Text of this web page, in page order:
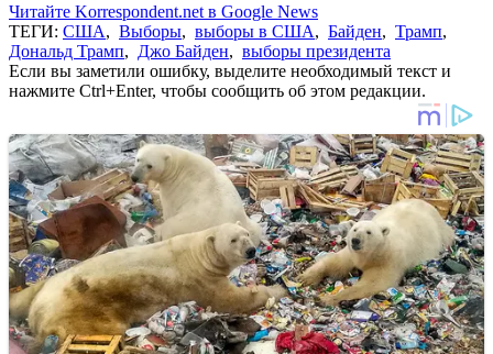
Читайте Korrespondent.net в Google News
ТЕГИ: США, Выборы, выборы в США, Байден, Трамп,
Дональд Трамп, Джо Байден, выборы президента
Если вы заметили ошибку, выделите необходимый текст и
нажмите Ctrl+Enter, чтобы сообщить об этом редакции.